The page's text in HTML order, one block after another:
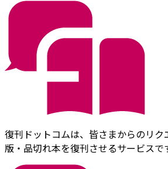
復刊ドットコムは、皆さまからのリ
版・品切れ本を復刊させるサービスで